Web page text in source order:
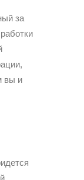
за
вы и